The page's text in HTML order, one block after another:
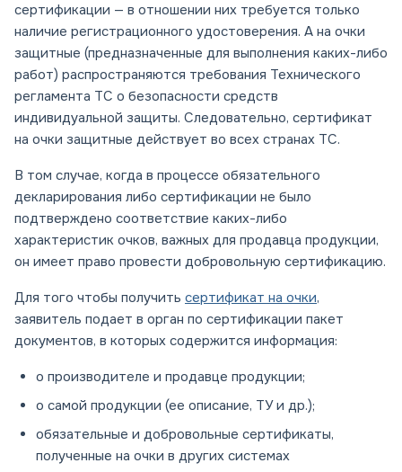
сертификации — в отношении них требуется только
наличие регистрационного удостоверения. А на очки
защитные (предназначенные для выполнения каких-либо
работ) распространяются требования Технического
регламента ТС о безопасности средств
индивидуальной защиты. Следовательно, сертификат
на очки защитные действует во всех странах ТС.
В том случае, когда в процессе обязательного
декларирования либо сертификации не было
подтверждено соответствие каких-либо
характеристик очков, важных для продавца продукции,
он имеет право провести добровольную сертификацию.
Для того чтобы получить сертификат на очки,
заявитель подает в орган по сертификации пакет
документов, в которых содержится информация:
о производителе и продавце продукции;
о самой продукции (ее описание, ТУ и др.);
обязательные и добровольные сертификаты,
полученные на очки в других системах